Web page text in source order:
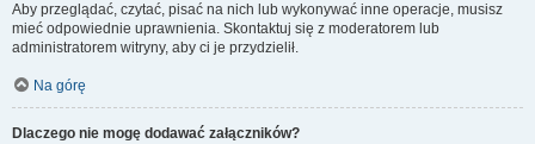
Aby przeglądać, czytać, pisać na nich lub wykonywać inne operacje, musisz
mieć odpowiednie uprawnienia. Skontaktuj się z moderatorem lub
administratorem witryny, aby ci je przydzielił.
Na górę
Dlaczego nie mogę dodawać załączników?